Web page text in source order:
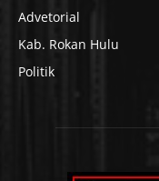
Advetorial
Kab. Rokan Hulu
Politik